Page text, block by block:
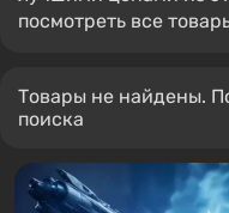
посмотреть все
Товары не найдены.
поиска